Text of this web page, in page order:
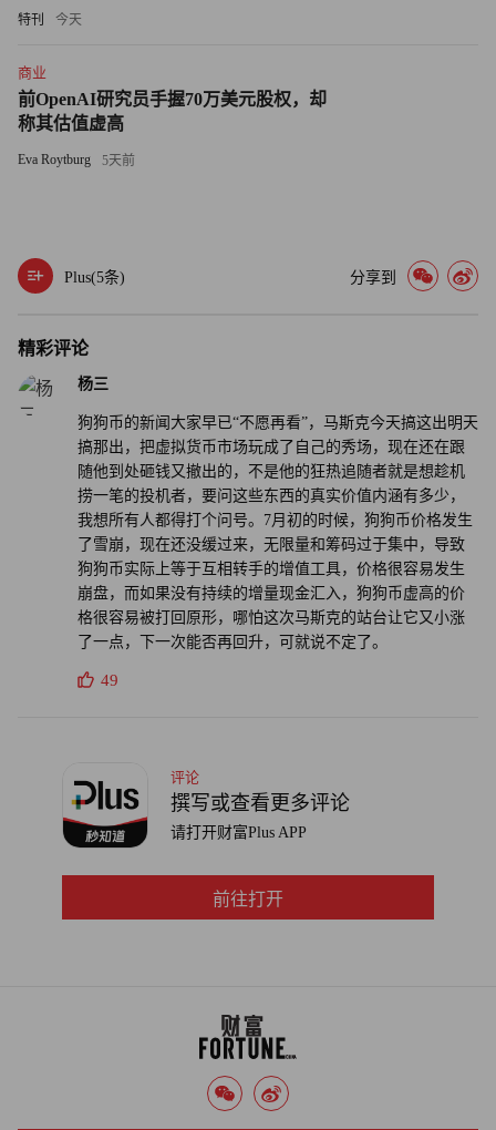
特刊 今天
商业
前OpenAI研究员手握70万美元股权，却
称其估值虚高
Eva Roytburg 5天前
Plus(5条) 分享到
精彩评论
杨三
狗狗币的新闻大家早已“不愿再看”，马斯克今天搞这出明天
搞那出，把虚拟货币市场玩成了自己的秀场，现在还在跟
随他到处砸钱又撤出的，不是他的狂热追随者就是想趁机
捞一笔的投机者，要问这些东西的真实价值内涵有多少，
我想所有人都得打个问号。7月初的时候，狗狗币价格发生
了雪崩，现在还没缓过来，无限量和筹码过于集中，导致
狗狗币实际上等于互相转手的增值工具，价格很容易发生
崩盘，而如果没有持续的增量现金汇入，狗狗币虚高的价
格很容易被打回原形，哪怕这次马斯克的站台让它又小涨
了一点，下一次能否再回升，可就说不定了。
49
评论
撰写或查看更多评论
请打开财富Plus APP
前往打开